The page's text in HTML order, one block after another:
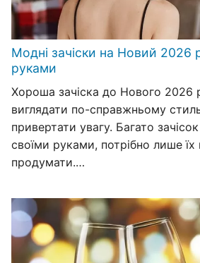
Модні зачіски на Новий 2026
руками
Хороша зачіска до Нового 2026
виглядати по-справжньому
привертати увагу. Багато
своїми руками, потрібно лише їх
продумати.…